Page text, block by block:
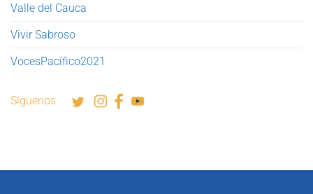
Valle del Cauca
Vivir Sabroso
VocesPacífico2021
Síguenos